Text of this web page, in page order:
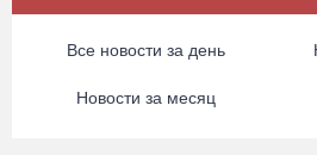
Все новости за день
Новости за месяц